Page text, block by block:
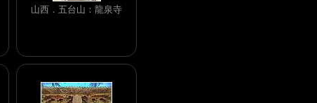
山西．五台山：龍泉寺